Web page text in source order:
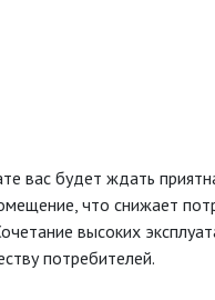
вас будет ждать
что снижает
высоких
потребителей.